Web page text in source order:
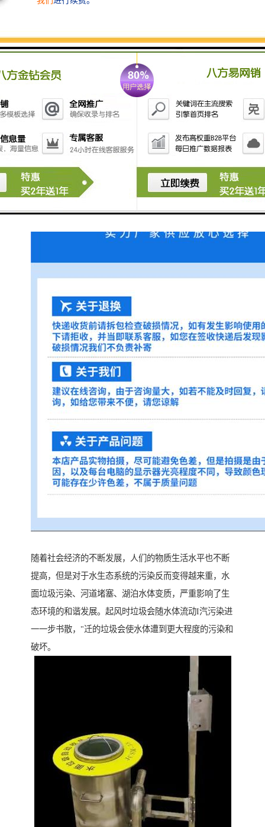
人人的节省人力物力支出。与此同时还能提升景区观赏
性，产品不仅具有保护环境的功能，还有可以融入到周
围环境，提升视觉，起到宣传效果。据调查，无发现同
类别的此项产品，该项目可行性高，完全符合市场需求
位一般都有湖或是池塘之类的，无论是、公园、景区，
可观。
随着社会经济的不断发展，人们的物质生活水平也不断
提高，但是对于水生态系统的污染反而变得越来重，水
面垃圾污染、河道堵塞、湖泊水体变质，严重影响了生
态环境的和谐发展。起风时垃圾会随水体流动I汽污染进
一一步书散，"迁的垃圾会使水体遭到更大程度的污染和
破坏。